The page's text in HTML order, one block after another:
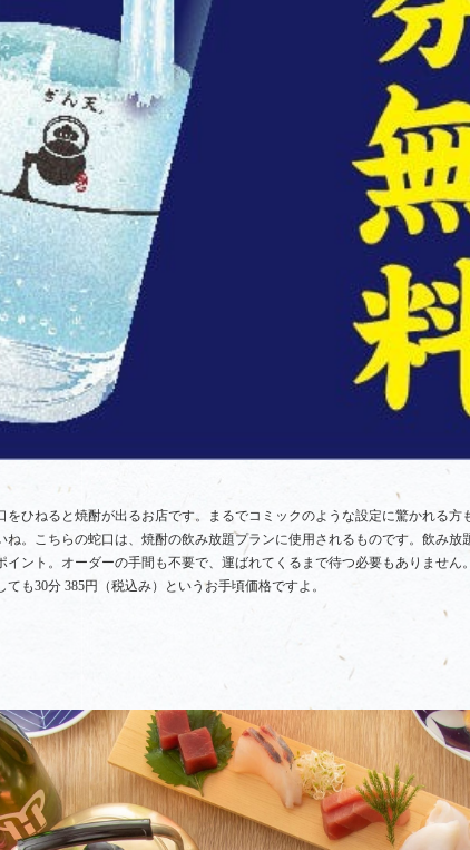
をひねると焼酎が出るお店です。まるでコミックのような設定に驚かれる
ね。こちらの蛇口は、焼酎の飲み放題プランに使用されるものです。飲み
イント。オーダーの手間も不要で、運ばれてくるまで待つ必要もありませ
も30分 385円（税込み）というお手頃価格ですよ。